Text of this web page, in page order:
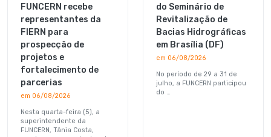
FUNCERN recebe
representantes da
FIERN para
prospecção de
projetos e
fortalecimento de
parcerias
em 06/08/2026
Nesta quarta-feira (5), a
superintendente da
FUNCERN, Tânia Costa,
do Seminário de
Revitalização de
Bacias Hidrográficas
em Brasília (DF)
em 06/08/2026
No período de 29 a 31 de
julho, a FUNCERN participou
do …